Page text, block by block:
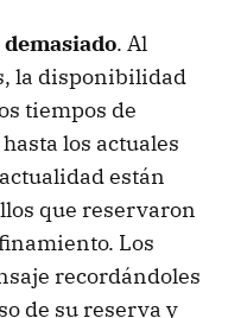
demasiado. Al
la disponibilidad
tiempos de
los actuales
están
que reservaron
Los
recordándoles
de su reserva y